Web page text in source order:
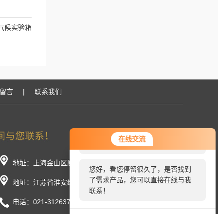
在线交流
您好！欢迎前来咨询，很高兴为您
服务，请问您要咨询什么问题呢？
您好，看您停留很久了，是否找到
了需求产品，您可以直接在线与我
联系！
候实验箱
言 | 联系我们
地址：上海金山区廊下镇工业园荣春路266号（分厂）
地址：江苏省淮安经济开发区开明路8号（总厂）
电话：021-31263719